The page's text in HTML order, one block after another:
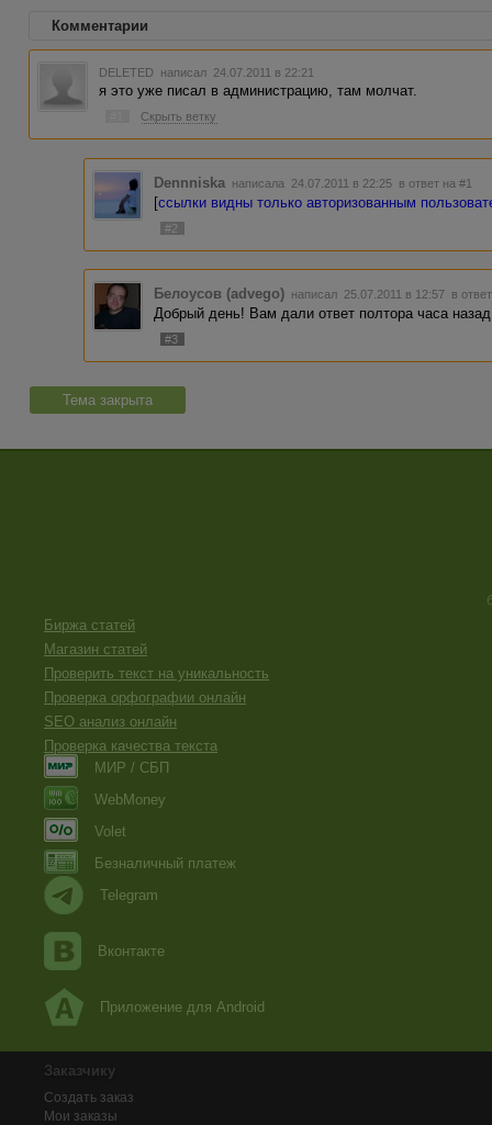
Комментарии
DELETED написал 24.07.2011 в 22:21
я это уже писал в администрацию, там молчат.
Скрыть ветку
Dennniska написала 24.07.2011 в 22:25 в ответ на #1
[ссылки видны только авторизованным
#2
Белоусов (advego) написал 25.07.2011 в 12:57 в
Добрый день! Вам дали ответ полтора часа
#3
Тема закрыта
Биржа статей
Магазин статей
Проверить текст на уникальность
Проверка орфографии онлайн
SEO анализ онлайн
Проверка качества текста
МИР / СБП
WebMoney
Volet
Безналичный платеж
Telegram
Вконтакте
Приложение для Android
Заказчику
Создать заказ
Мои заказы